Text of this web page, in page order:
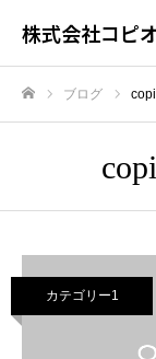
株式会社コピ
ブログ
カテゴリー1